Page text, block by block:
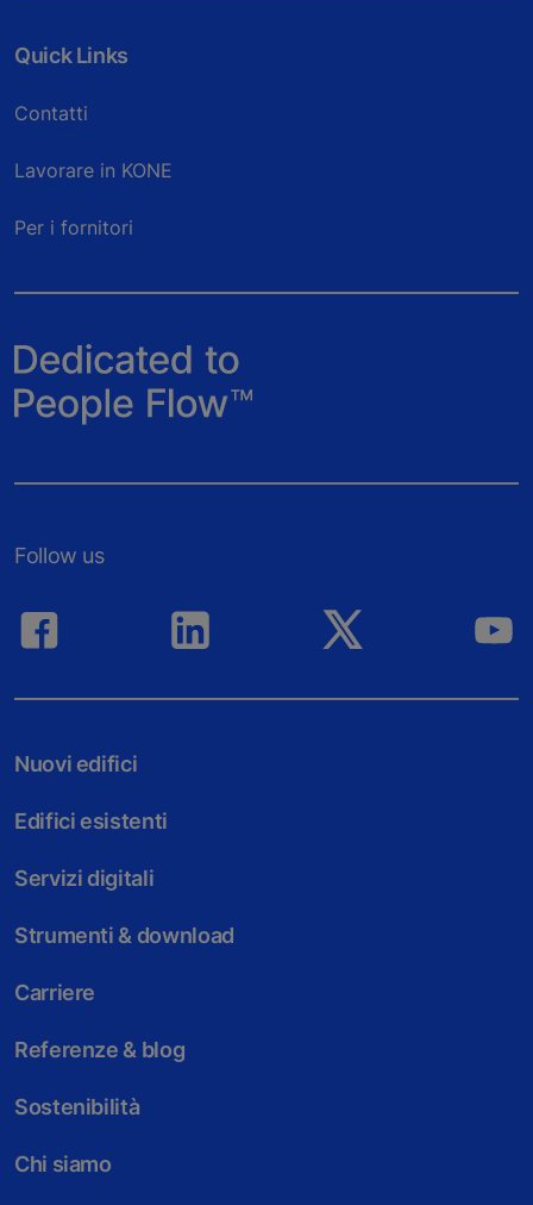
Quick Links
Contatti
Lavorare in KONE
Per i fornitori
Follow us
Nuovi edifici
Edifici esistenti
Servizi digitali
Strumenti & download
Carriere
Referenze & blog
Sostenibilità
Chi siamo